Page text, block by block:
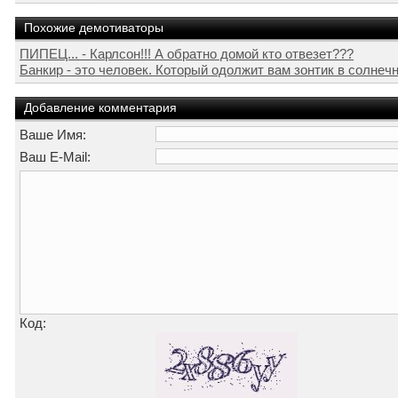
Похожие демотиваторы
ПИПЕЦ... - Карлсон!!! А обратно домой кто отвезет???
Банкир - это человек. Который одолжит вам зонтик в
Добавление комментария
Ваше Имя:
Ваш E-Mail:
Код: